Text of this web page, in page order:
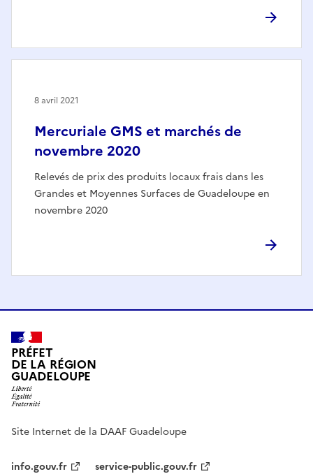
Mercuriale GMS et marchés de
novembre 2020
Relevés de prix des produits locaux frais dans les
Grandes et Moyennes Surfaces de Guadeloupe en
novembre 2020
8 avril 2021
PRÉFET
DE LA RÉGION
GUADELOUPE
Site Internet de la DAAF Guadeloupe
info.gouv.fr service-public.gouv.fr